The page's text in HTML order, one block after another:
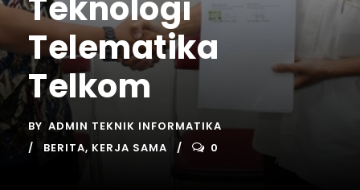
Telematika
Telkom
BY ADMIN TEKNIK INFORMATIKA
BERITA, KERJA SAMA 0